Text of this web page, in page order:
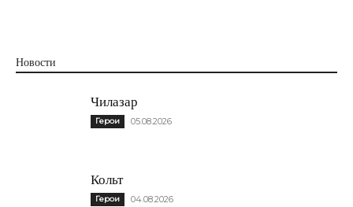
Новости
Чилазар
Герои 05.08.2026
Кольт
Герои 04.08.2026